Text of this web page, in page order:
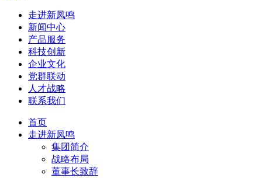
走进新凤鸣
新闻中心
产品服务
科技创新
企业文化
党群联动
人才战略
联系我们
首页
走进新凤鸣
集团简介
战略布局
董事长致辞